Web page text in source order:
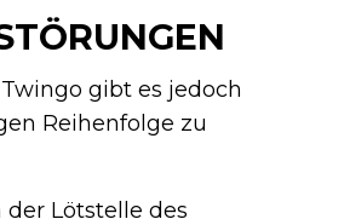
gibt es jedoch
Reihenfolge zu
der Lötstelle des